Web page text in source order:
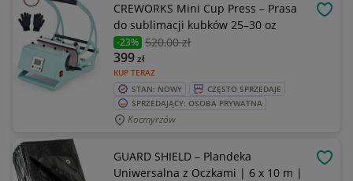
CREWORKS Mini Cup Press – Prasa
do sublimacji kubków 25–30 oz
-23% 520,00 zł
KUP TERAZ
399zł
STAN: NOWY
CZĘSTO SPRZEDAJE
SPRZEDAJĄCY: OSOBA PRYWATNA
Kocmyrzów
GUARD SHIELD – Plandeka
Uniwersalna z Oczkami | 6 x 10 m |